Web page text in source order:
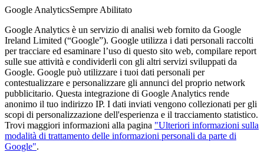
Google AnalyticsSempre Abilitato
Google Analytics è un servizio di analisi web fornito da Google
Ireland Limited (“Google”). Google utilizza i dati personali raccolti
per tracciare ed esaminare l’uso di questo sito web, compilare report
sulle sue attività e condividerli con gli altri servizi sviluppati da
Google. Google può utilizzare i tuoi dati personali per
contestualizzare e personalizzare gli annunci del proprio network
pubblicitario. Questa integrazione di Google Analytics rende
anonimo il tuo indirizzo IP. I dati inviati vengono collezionati per gli
scopi di personalizzazione dell'esperienza e il tracciamento statistico.
Trovi maggiori informazioni alla pagina "Ulteriori informazioni sulla
modalità di trattamento delle informazioni personali da parte di
Google".